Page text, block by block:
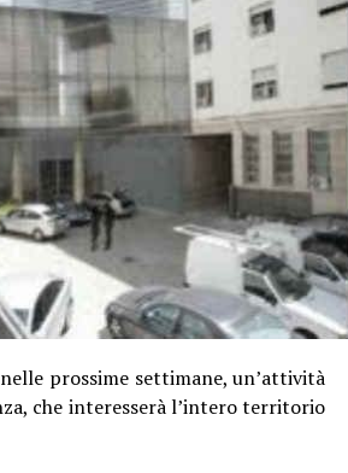
prossime settimane, un’attività
che interesserà l’intero territorio